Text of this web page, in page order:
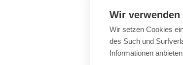
Garantie
Fachliche
Garantie
Persönliche
Wir verwenden
Wir setzen Cookies
des Such und
Informationen